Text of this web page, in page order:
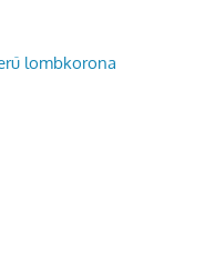
lombkorona